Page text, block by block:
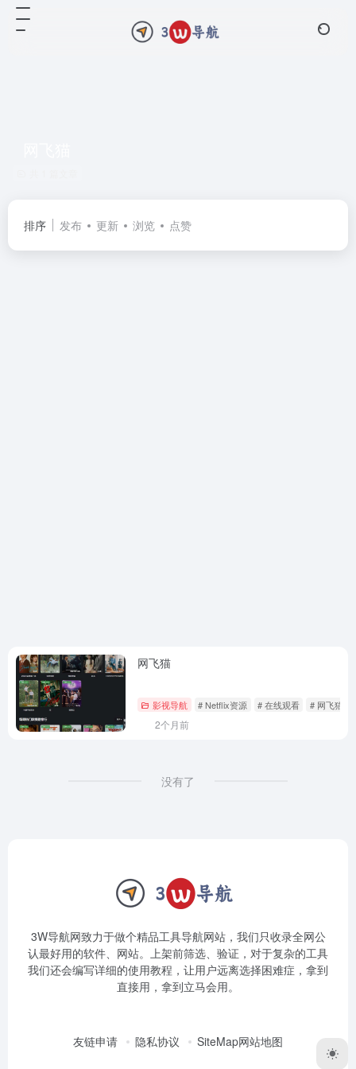
排序 发布 更新 浏览 点赞
网飞猫
影视导航 # Netflix资源 # 在线观看 # 网飞猫
2个月前
没有了
3W导航网致力于做个精品工具导航网站，我们只收录全网公
认最好用的软件、网站。上架前筛选、验证，对于复杂的工具
我们还会编写详细的使用教程，让用户远离选择困难症，拿到
直接用，拿到立马会用。
友链申请 隐私协议 SiteMap网站地图